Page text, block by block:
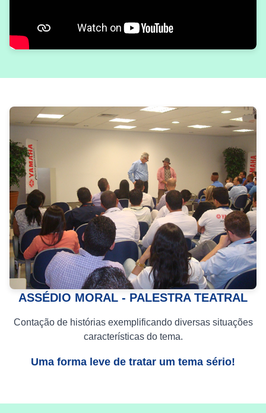
ASSÉDIO MORAL - PALESTRA TEATRAL
Contação de histórias exemplificando diversas situações
características do tema.
Uma forma leve de tratar um tema sério!